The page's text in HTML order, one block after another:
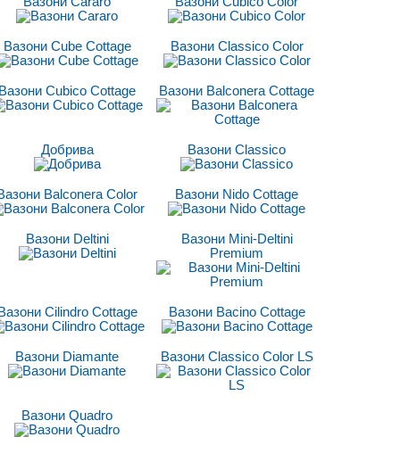
Вазони Cube Cottage Вазони Classico Сolor
Cubico Cottage Вазони Balconera Cottage
Добрива Вазони Classico
Balconera Color Вазони Nido Cottage
Вазони Deltini
Вазони Mini-Deltini
Premium
Cilindro Cottage Вазони Bacino Cottage
Вазони Diamante Вазони Classico Сolor LS
Вазони Quadro